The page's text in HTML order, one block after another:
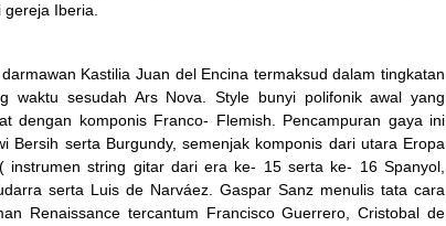
Iberia.
Kastilia Juan del Encina termaksud dalam tingkatan
waktu sesudah Ars Nova. Style bunyi polifonik awal yang
dengan komponis Franco- Flemish. Pencampuran gaya ini
Bersih serta Burgundy, semenjak komponis dari utara Eropa
instrumen string gitar dari era ke- 15 serta ke- 16 Spanyol,
serta Luis de Narváez. Gaspar Sanz menulis tata cara
Renaissance tercantum Francisco Guerrero, Cristobal de